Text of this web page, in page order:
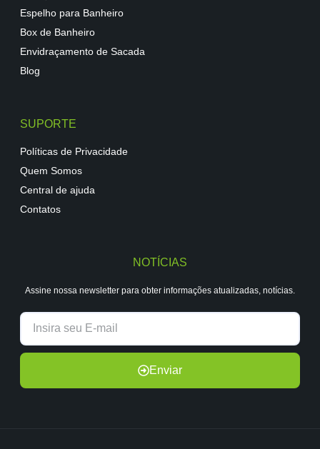
Espelho para Banheiro
Box de Banheiro
Envidraçamento de Sacada
Blog
SUPORTE
Políticas de Privacidade
Quem Somos
Central de ajuda
Contatos
NOTÍCIAS
Assine nossa newsletter para obter informações atualizadas, notícias.​
Enviar